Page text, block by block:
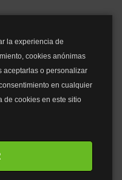
la experiencia de
cookies anónimas
aceptarlas o personalizar
en cualquier
de cookies en este sitio